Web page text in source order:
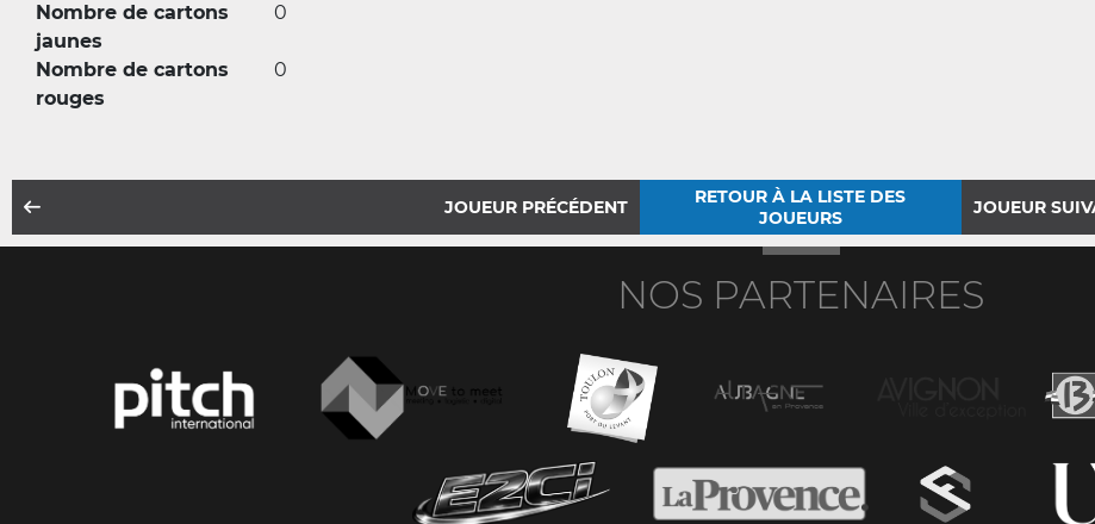
Nombre de cartons
jaunes
0
Nombre de cartons
rouges
0
JOUEUR PRÉCÉDENT
RETOUR À LA LISTE DES
JOUEURS
JOUEUR
NOS PARTENAIRES